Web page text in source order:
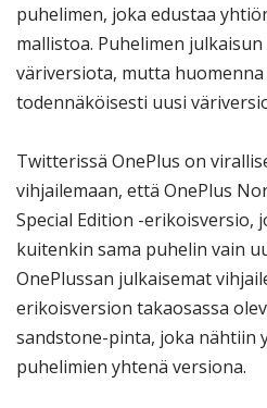
puhelimen, joka edustaa
mallistoa. Puhelimen
väriversiota, mutta
todennäköisesti uusi
Twitterissä OnePlus on
vihjailemaan, että OnePlus
Special Edition -erikoisversio,
kuitenkin sama puhelin vain
OnePlussan julkaisemat
erikoisversion takaosassa
sandstone-pinta, joka nähtiin
puhelimien yhtenä versiona.